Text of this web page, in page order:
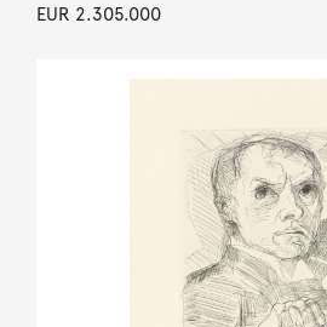
EUR 2.305.000